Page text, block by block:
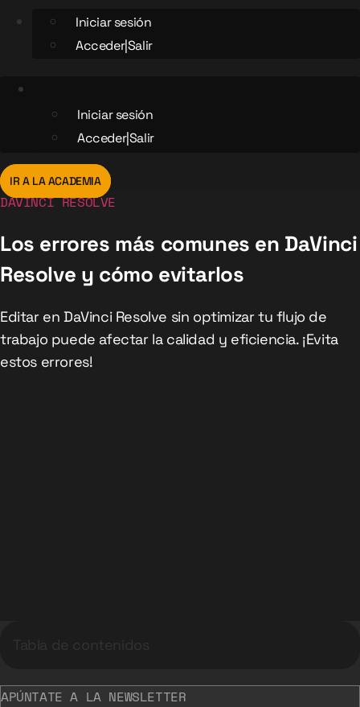
Iniciar sesión
Acceder|Salir
Iniciar sesión
Acceder|Salir
IR A LA ACADEMIA
DAVINCI RESOLVE
Los errores más comunes en DaVinci
Resolve y cómo evitarlos
Editar en DaVinci Resolve sin optimizar tu flujo de
trabajo puede afectar la calidad y eficiencia. ¡Evita
estos errores!
Tabla de contenidos
APÚNTATE A LA NEWSLETTER